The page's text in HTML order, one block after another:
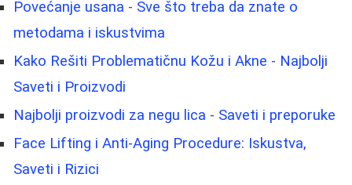
Povećanje usana - Sve što treba da znate o
metodama i iskustvima
Kako Rešiti Problematičnu Kožu i Akne - Najbolji
Saveti i Proizvodi
Najbolji proizvodi za negu lica - Saveti i preporuke
Face Lifting i Anti-Aging Procedure: Iskustva,
Saveti i Rizici